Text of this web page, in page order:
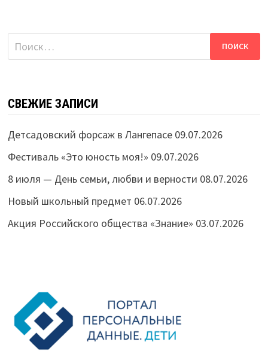
Найти:
СВЕЖИЕ ЗАПИСИ
Детсадовский форсаж в Лангепасе 09.07.2026
Фестиваль «Это юность моя!» 09.07.2026
8 июля — День семьи, любви и верности 08.07.2026
Новый школьный предмет 06.07.2026
Акция Российского общества «Знание» 03.07.2026